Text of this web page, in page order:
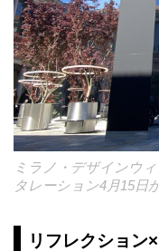
ミラノ・デザインウ
タレーション4月15日
リフレクション